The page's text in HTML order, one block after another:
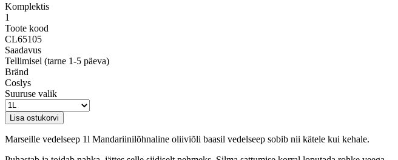
Komplektis
1
Toote kood
CL65105
Saadavus
Tellimisel (tarne 1-5 päeva)
Bränd
Coslys
Suuruse valik
Marseille vedelseep 1l Mandariinilõhnaline oliiviõli baasil vedelseep sobib nii kätele kui kehale.